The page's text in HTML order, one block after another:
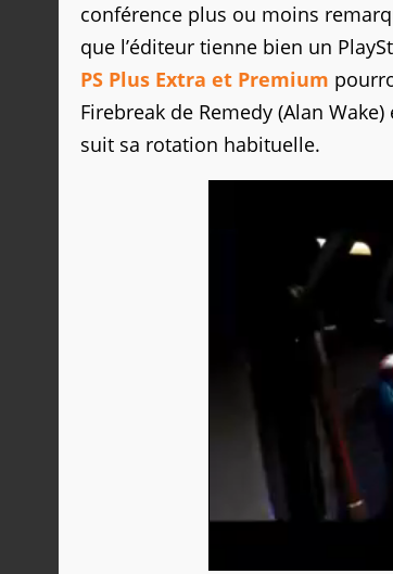
conférence plus ou moins
que l’éditeur tienne bien un
PS Plus Extra et Premium
Firebreak de Remedy (Alan
suit sa rotation habituelle.